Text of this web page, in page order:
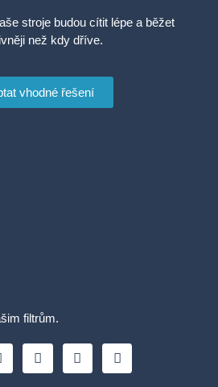
stroje budou cítit lépe a běžet
než kdy dříve.
vhodné řešení
filtrům.